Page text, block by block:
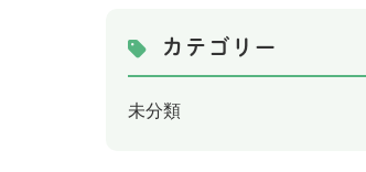
カテゴリー
未分類